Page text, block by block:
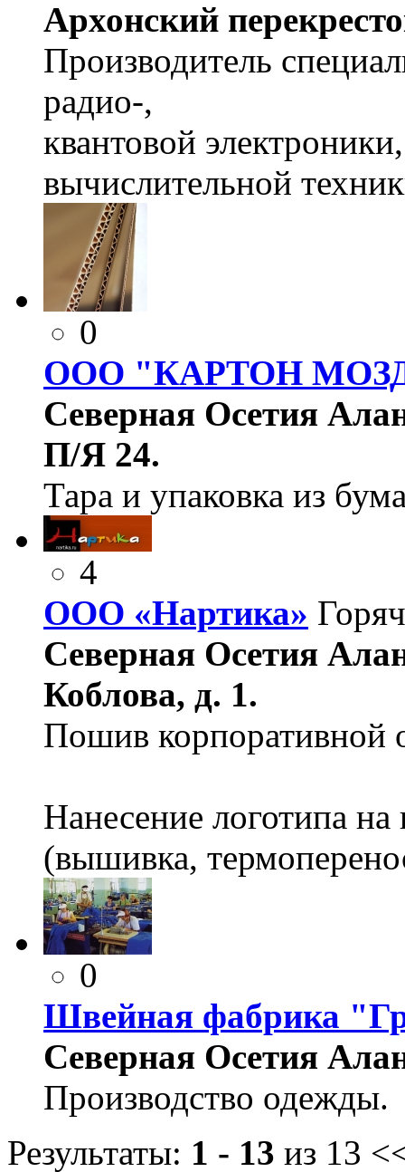
Архонский
Производитель
радио-,
квантовой
вычислительной
0
ООО "КАРТОН
Северная Осетия
П/Я 24.
Тара и упаковка из
4
ООО «Нартика»
Северная Осетия
Коблова, д. 1.
Пошив корпоративной
Нанесение логотипа на
(вышивка,
0
Швейная фабрика
Северная Осетия
Производство одежды.
Результаты: 1 - 13 из 13